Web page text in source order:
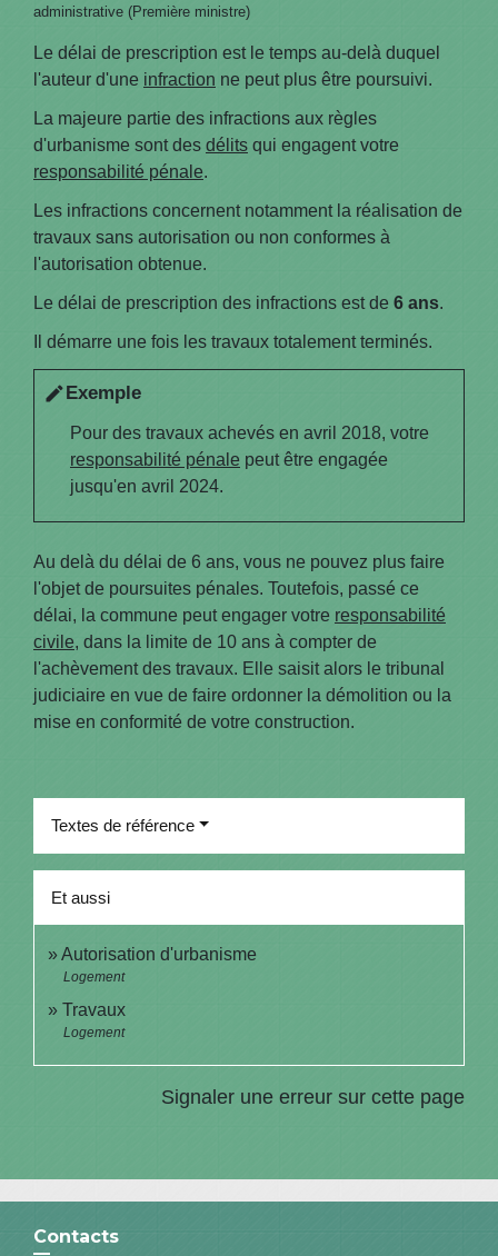
administrative (Première ministre)
Le délai de prescription est le temps au-delà duquel
l'auteur d'une infraction ne peut plus être poursuivi.
La majeure partie des infractions aux règles
d'urbanisme sont des délits qui engagent votre
responsabilité pénale.
Les infractions concernent notamment la réalisation de
travaux sans autorisation ou non conformes à
l'autorisation obtenue.
Le délai de prescription des infractions est de 6 ans.
Il démarre une fois les travaux totalement terminés.
editExemple
Pour des travaux achevés en avril 2018, votre
responsabilité pénale peut être engagée
jusqu'en avril 2024.
Au delà du délai de 6 ans, vous ne pouvez plus faire
l'objet de poursuites pénales. Toutefois, passé ce
délai, la commune peut engager votre responsabilité
civile, dans la limite de 10 ans à compter de
l'achèvement des travaux. Elle saisit alors le tribunal
judiciaire en vue de faire ordonner la démolition ou la
mise en conformité de votre construction.
Textes de référence
Et aussi
Autorisation d'urbanisme
Logement
Travaux
Logement
Signaler une erreur sur cette page
Contacts